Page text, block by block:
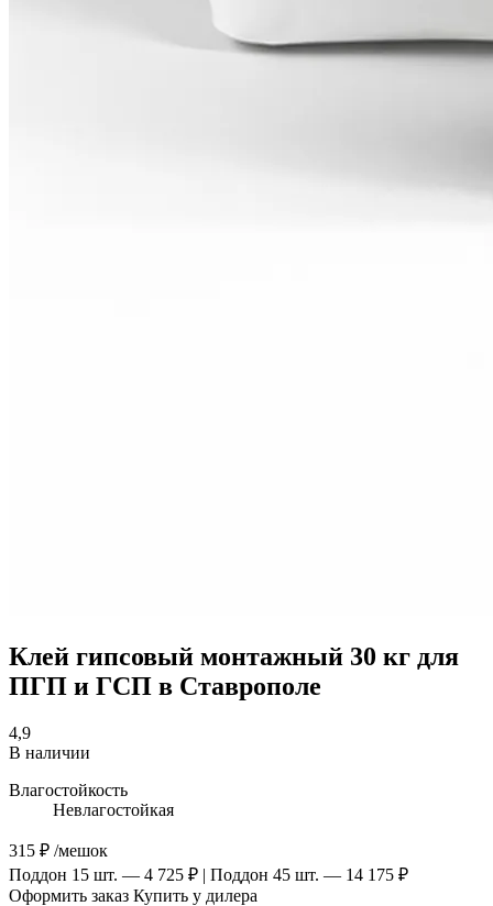
Клей гипсовый монтажный 30 кг для
ПГП и ГСП в Ставрополе
4,9
В наличии
Влагостойкость
Невлагостойкая
315 ₽ /мешок
Поддон 15 шт. — 4 725 ₽ | Поддон 45 шт. — 14 175 ₽
Оформить заказ Купить у дилера